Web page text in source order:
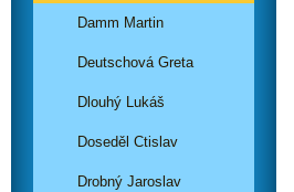
Damm Martin
Deutschová Greta
Dlouhý Lukáš
Doseděl Ctislav
Drobný Jaroslav